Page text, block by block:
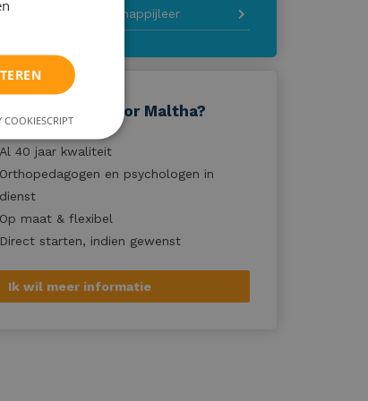
maatschappijleer
kiezen voor Maltha?
Al 40 jaar kwaliteit
Orthopedagogen en psychologen in
dienst
Op maat & flexibel
Direct starten, indien gewenst
Ik wil meer informatie
COOKIESCRIPT